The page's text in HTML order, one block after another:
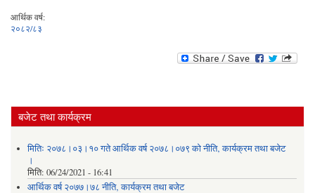
आर्थिक वर्ष:
२०८२/८३
बजेट तथा कार्यक्रम
मितिः २०७८।०३।१० गते आर्थिक वर्ष २०७८।०७९ को नीति‚ कार्यक्रम तथा बजेट
।
मिति: 06/24/2021 - 16:41
आर्थिक वर्ष २०७७।७८ नीति‚ कार्यक्रम तथा बजेट